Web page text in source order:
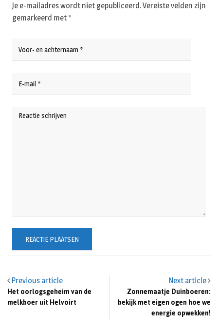
Previous article
Het oorlogsgeheim van de
melkboer uit Helvoirt
Next article
Zonnemaatje Duinboeren:
bekijk met eigen ogen hoe we
energie opwekken!
Je e-mailadres wordt niet gepubliceerd.Vereiste velden zijn
gemarkeerd met *